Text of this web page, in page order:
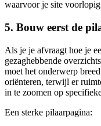
waarvoor je site
5. Bouw eerst de
Als je je afvraagt hoe je
gezaghebbende
moet het onderwerp
oriënteren, terwijl er
in te zoomen op
Een sterke pilaarpagina: